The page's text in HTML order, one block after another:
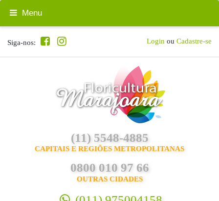
Siga-nos: Login ou Cadastre-se
(11) 5548-4885
CAPITAIS E REGIÕES METROPOLITANAS
0800 010 97 66
OUTRAS CIDADES
Menu